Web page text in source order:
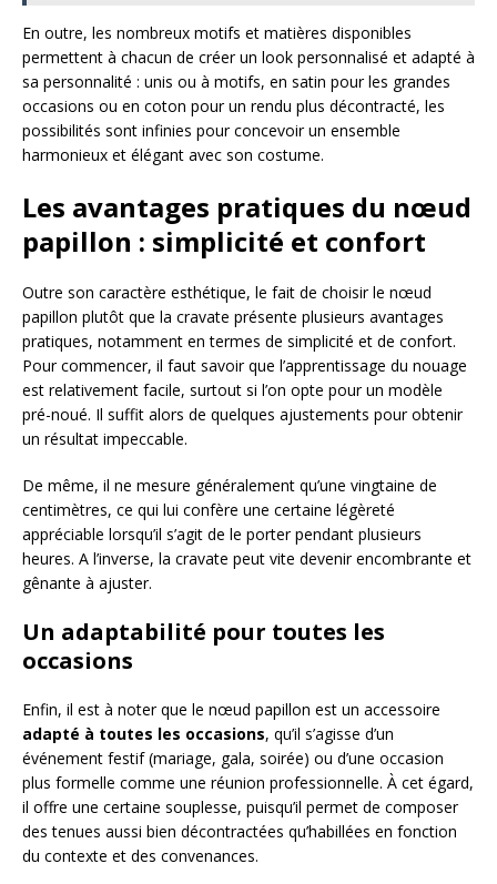
En outre, les nombreux motifs et matières disponibles
permettent à chacun de créer un look personnalisé et adapté à
sa personnalité : unis ou à motifs, en satin pour les grandes
occasions ou en coton pour un rendu plus décontracté, les
possibilités sont infinies pour concevoir un ensemble
harmonieux et élégant avec son costume.
Les avantages pratiques du nœud
papillon : simplicité et confort
Outre son caractère esthétique, le fait de choisir le nœud
papillon plutôt que la cravate présente plusieurs avantages
pratiques, notamment en termes de simplicité et de confort.
Pour commencer, il faut savoir que l’apprentissage du nouage
est relativement facile, surtout si l’on opte pour un modèle
pré-noué. Il suffit alors de quelques ajustements pour obtenir
un résultat impeccable.
De même, il ne mesure généralement qu’une vingtaine de
centimètres, ce qui lui confère une certaine légèreté
appréciable lorsqu’il s’agit de le porter pendant plusieurs
heures. A l’inverse, la cravate peut vite devenir encombrante et
gênante à ajuster.
Un adaptabilité pour toutes les
occasions
Enfin, il est à noter que le nœud papillon est un accessoire
adapté à toutes les occasions, qu’il s’agisse d’un
événement festif (mariage, gala, soirée) ou d’une occasion
plus formelle comme une réunion professionnelle. À cet égard,
il offre une certaine souplesse, puisqu’il permet de composer
des tenues aussi bien décontractées qu’habillées en fonction
du contexte et des convenances.